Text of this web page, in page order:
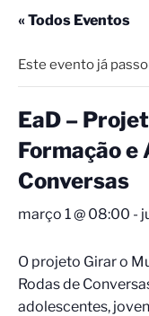
« Todos Eventos
Este evento já
EaD –
Formação e
Conversas
março 1 @ 08:00 -
O projeto Girar o
Rodas de
adolescentes,